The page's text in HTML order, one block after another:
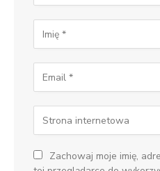
Zachowaj moje imię,